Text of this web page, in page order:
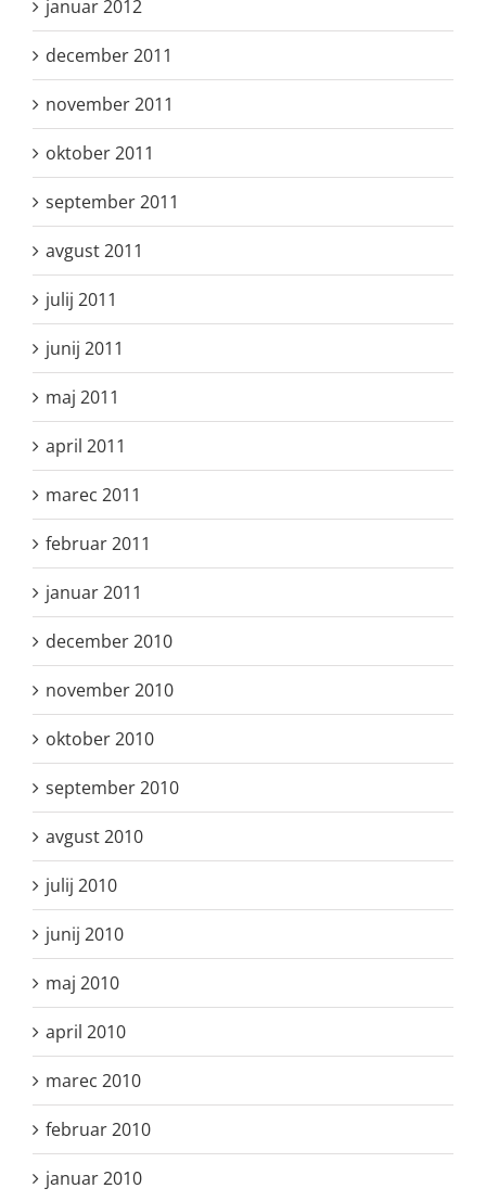
januar 2012
december 2011
november 2011
oktober 2011
september 2011
avgust 2011
julij 2011
junij 2011
maj 2011
april 2011
marec 2011
februar 2011
januar 2011
december 2010
november 2010
oktober 2010
september 2010
avgust 2010
julij 2010
junij 2010
maj 2010
april 2010
marec 2010
februar 2010
januar 2010